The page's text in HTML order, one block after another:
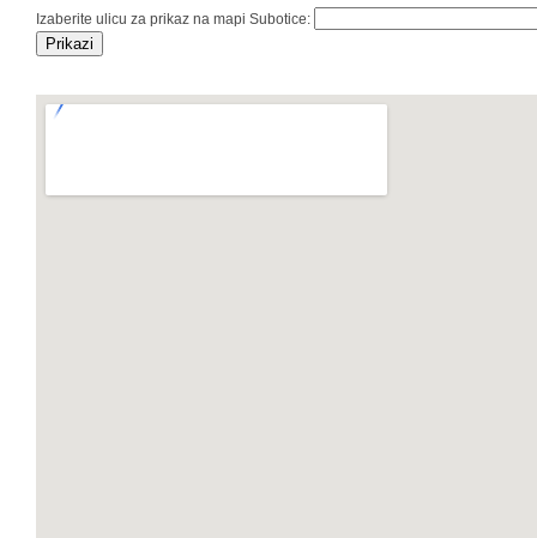
Izaberite ulicu za prikaz na mapi Subotice: